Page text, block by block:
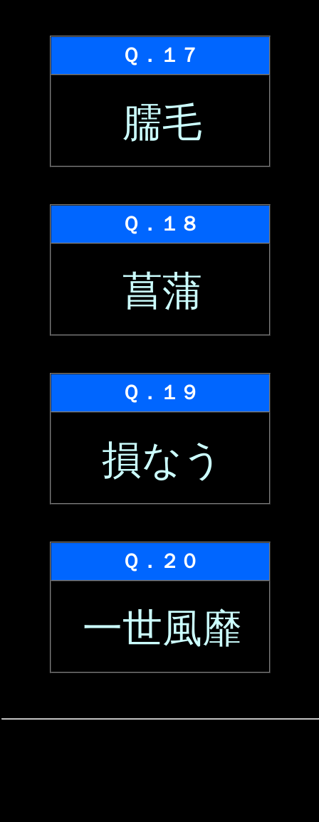
Ｑ．１７
臑毛
Ｑ．１８
菖蒲
Ｑ．１９
損なう
Ｑ．２０
一世風靡